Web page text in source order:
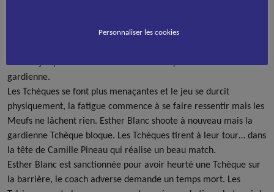
Pire : elles partent en compte avec une Marina Drici
gardienne.
Les Tchèques se font plus menaçantes et le jeu se durcit
physiquement, la fatigue commence à se faire ressentir mais les
Meufs ne lâchent rien. Esther Blanc shoote à nouveau mais la
gardienne Tchèque bloque. Les Tchèques tirent à leur tour… dans
la tête de Camille Pineau qui réalise un beau match.
Esther Blanc est sanctionnée pour avoir heurté une Tchèque sur
la barrière, le coach adverse demande un temps mort. Les
Personnaliser les cookies